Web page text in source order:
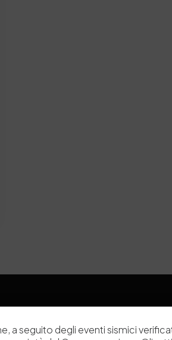
Chi siamo
a seguito degli eventi sismici